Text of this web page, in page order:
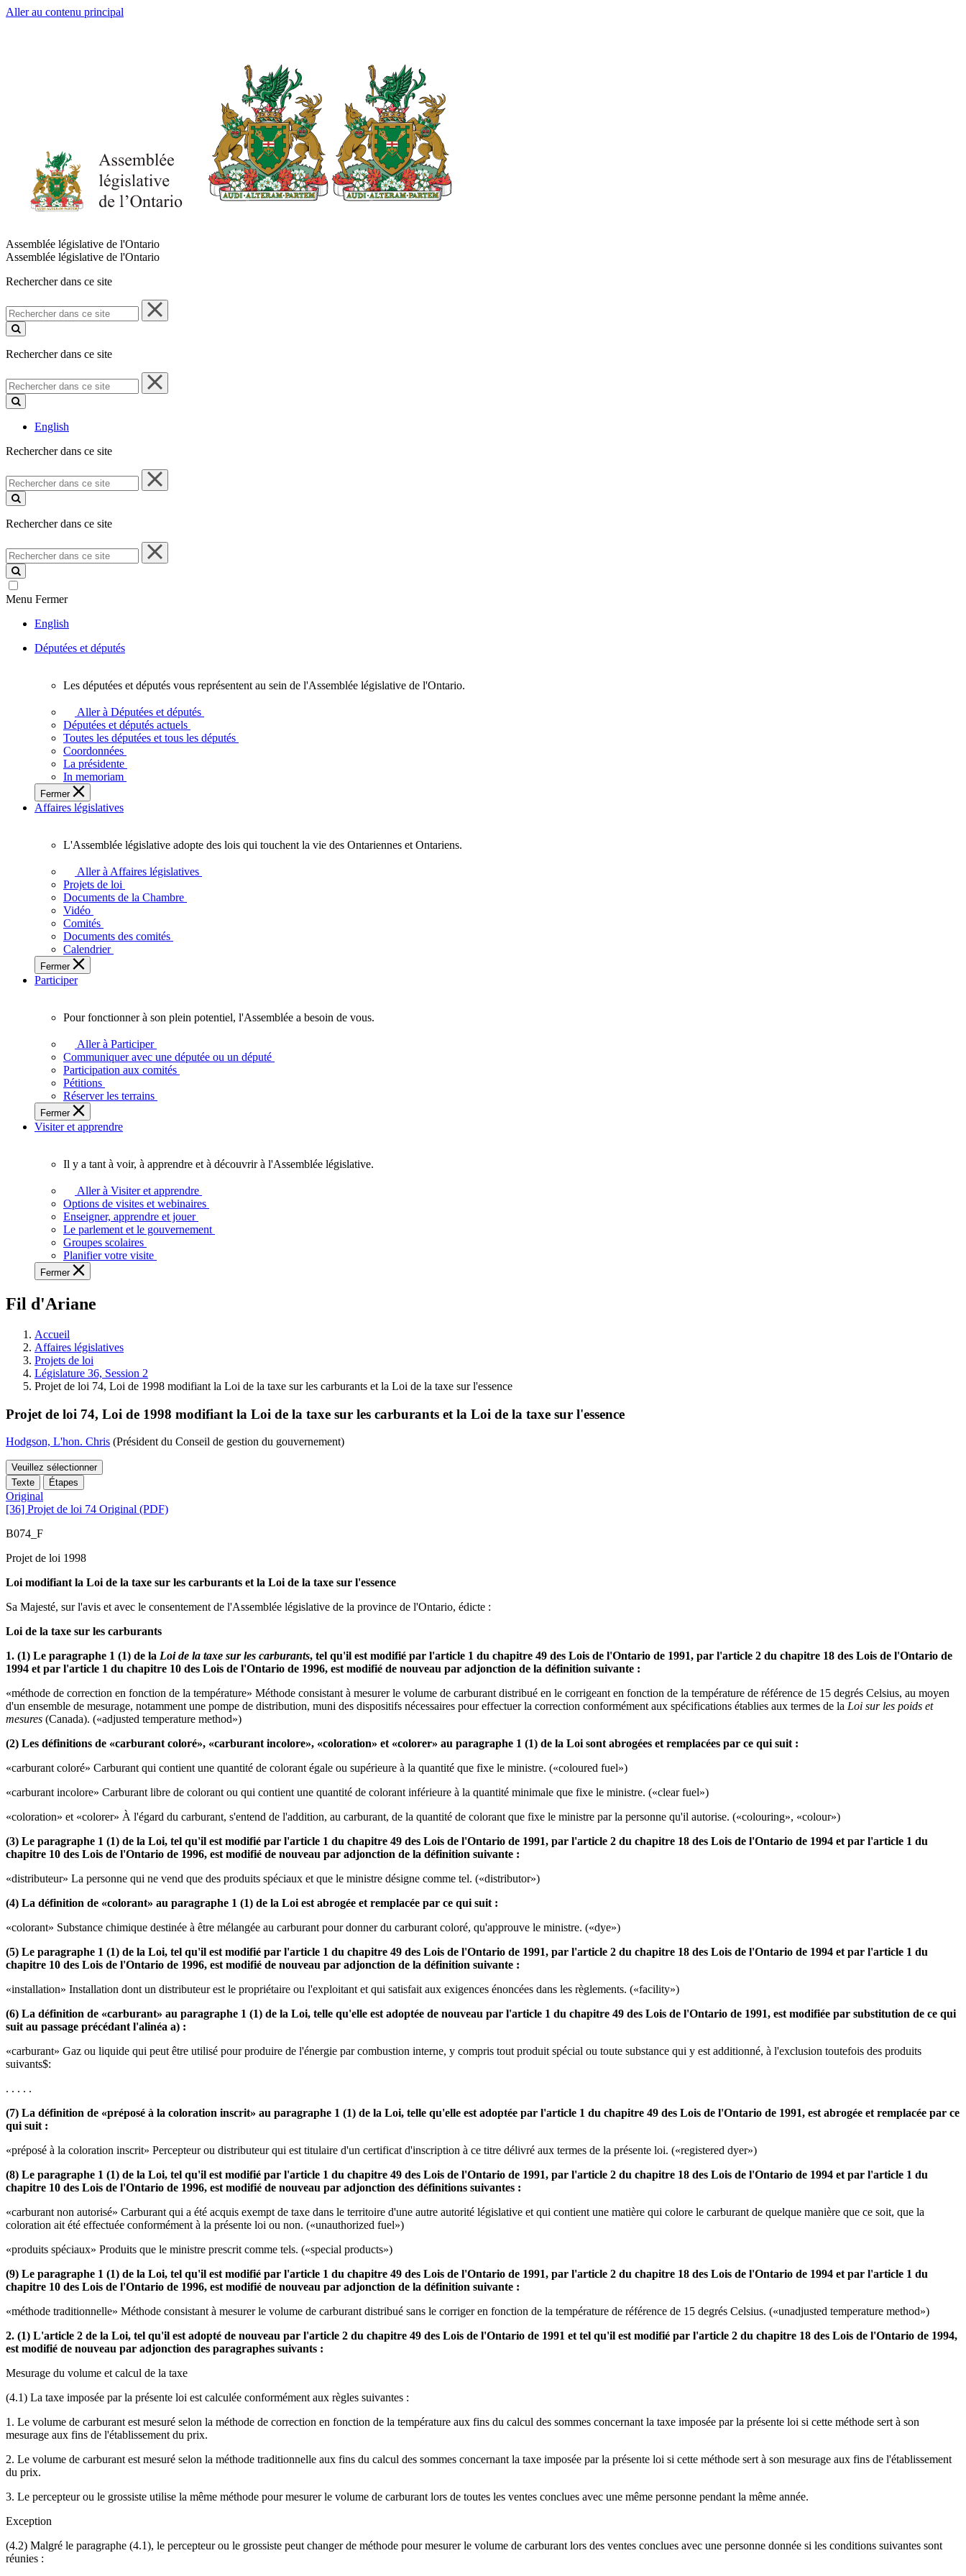
Aller au contenu principal
Assemblée législative de l'Ontario
Assemblée législative de l'Ontario
Rechercher dans ce site
Rechercher
dans
ce
Rechercher dans ce site
Rechercher
dans
ce
English
Rechercher dans ce site
Rechercher
dans
ce
Rechercher dans ce site
Rechercher
dans
ce
site
Menu Fermer
English
Députées et députés
députées
députés
vous
représentent
sein
de
l'Assemblée
l'Ontario.
Les députées et députés vous représentent au sein de l'Assemblée législative de l'Ontario.
Aller à Députées et députés
Députées et députés actuels
Toutes les députées et tous les députés
Coordonnées
La présidente
In memoriam
Fermer
Affaires législatives
législative
adopte
touchent
vie
des
Ontariennes
Ontariens.
L'Assemblée législative adopte des lois qui touchent la vie des Ontariennes et Ontariens.
Aller à Affaires législatives
Projets de loi
Documents de la Chambre
Vidéo
Comités
Documents des comités
Calendrier
Fermer
Participer
fonctionner
plein
potentiel,
l'Assemblée
a
besoin
Pour fonctionner à son plein potentiel, l'Assemblée a besoin de vous.
Aller à Participer
Communiquer avec une députée ou un député
Participation aux comités
Pétitions
Réserver les terrains
Fermer
Visiter et apprendre
voir,
apprendre
et
découvrir
l'Assemblée
législative.
Il y a tant à voir, à apprendre et à découvrir à l'Assemblée législative.
Aller à Visiter et apprendre
Options de visites et webinaires
Enseigner, apprendre et jouer
Le parlement et le gouvernement
Groupes scolaires
Planifier votre visite
Fermer
Fil d'Ariane
Accueil
Affaires législatives
Projets de loi
Législature 36, Session 2
Projet de loi 74, Loi de 1998 modifiant la Loi de la taxe sur les carburants et la Loi de la taxe sur l'essence
Projet de loi 74, Loi de 1998 modifiant la Loi de la taxe sur les carburants et la Loi de la taxe sur l'essence
Hodgson, L'hon. Chris (Président du Conseil de gestion du gouvernement)
Veuillez sélectionner
Texte
Étapes
Original
[36] Projet de loi 74 Original (PDF)
B074_F
Projet de loi 1998
Loi modifiant la Loi de la taxe sur les carburants et la Loi de la taxe sur l'essence
Sa Majesté, sur l'avis et avec le consentement de l'Assemblée législative de la province de l'Ontario, édicte :
Loi de la taxe sur les carburants
1. (1) Le paragraphe 1 (1) de la Loi de la taxe sur les carburants, tel qu'il est modifié par l'article 1 du chapitre 49 des Lois de l'Ontario de 1991, par l'article 2 du chapitre 18 des Lois de l'Ontario de
1994 et par l'article 1 du chapitre 10 des Lois de l'Ontario de 1996, est modifié de nouveau par adjonction de la définition suivante :
«méthode de correction en fonction de la température» Méthode consistant à mesurer le volume de carburant distribué en le corrigeant en fonction de la température de référence de 15 degrés Celsius, au moyen
d'un ensemble de mesurage, notamment une pompe de distribution, muni des dispositifs nécessaires pour effectuer la correction conformément aux spécifications établies aux termes de la Loi sur les poids et
mesures (Canada). («adjusted temperature method»)
(2) Les définitions de «carburant coloré», «carburant incolore», «coloration» et «colorer» au paragraphe 1 (1) de la Loi sont abrogées et remplacées par ce qui suit :
«carburant coloré» Carburant qui contient une quantité de colorant égale ou supérieure à la quantité que fixe le ministre. («coloured fuel»)
«carburant incolore» Carburant libre de colorant ou qui contient une quantité de colorant inférieure à la quantité minimale que fixe le ministre. («clear fuel»)
«coloration» et «colorer» À l'égard du carburant, s'entend de l'addition, au carburant, de la quantité de colorant que fixe le ministre par la personne qu'il autorise. («colouring», «colour»)
(3) Le paragraphe 1 (1) de la Loi, tel qu'il est modifié par l'article 1 du chapitre 49 des Lois de l'Ontario de 1991, par l'article 2 du chapitre 18 des Lois de l'Ontario de 1994 et par l'article 1 du
chapitre 10 des Lois de l'Ontario de 1996, est modifié de nouveau par adjonction de la définition suivante :
«distributeur» La personne qui ne vend que des produits spéciaux et que le ministre désigne comme tel. («distributor»)
(4) La définition de «colorant» au paragraphe 1 (1) de la Loi est abrogée et remplacée par ce qui suit :
«colorant» Substance chimique destinée à être mélangée au carburant pour donner du carburant coloré, qu'approuve le ministre. («dye»)
(5) Le paragraphe 1 (1) de la Loi, tel qu'il est modifié par l'article 1 du chapitre 49 des Lois de l'Ontario de 1991, par l'article 2 du chapitre 18 des Lois de l'Ontario de 1994 et par l'article 1 du
chapitre 10 des Lois de l'Ontario de 1996, est modifié de nouveau par adjonction de la définition suivante :
«installation» Installation dont un distributeur est le propriétaire ou l'exploitant et qui satisfait aux exigences énoncées dans les règlements. («facility»)
(6) La définition de «carburant» au paragraphe 1 (1) de la Loi, telle qu'elle est adoptée de nouveau par l'article 1 du chapitre 49 des Lois de l'Ontario de 1991, est modifiée par substitution de ce qui
suit au passage précédant l'alinéa a) :
«carburant» Gaz ou liquide qui peut être utilisé pour produire de l'énergie par combustion interne, y compris tout produit spécial ou toute substance qui y est additionné, à l'exclusion toutefois des produits
suivants$:
. . . . .
(7) La définition de «préposé à la coloration inscrit» au paragraphe 1 (1) de la Loi, telle qu'elle est adoptée par l'article 1 du chapitre 49 des Lois de l'Ontario de 1991, est abrogée et remplacée par ce
qui suit :
«préposé à la coloration inscrit» Percepteur ou distributeur qui est titulaire d'un certificat d'inscription à ce titre délivré aux termes de la présente loi. («registered dyer»)
(8) Le paragraphe 1 (1) de la Loi, tel qu'il est modifié par l'article 1 du chapitre 49 des Lois de l'Ontario de 1991, par l'article 2 du chapitre 18 des Lois de l'Ontario de 1994 et par l'article 1 du
chapitre 10 des Lois de l'Ontario de 1996, est modifié de nouveau par adjonction des définitions suivantes :
«carburant non autorisé» Carburant qui a été acquis exempt de taxe dans le territoire d'une autre autorité législative et qui contient une matière qui colore le carburant de quelque manière que ce soit, que la
coloration ait été effectuée conformément à la présente loi ou non. («unauthorized fuel»)
«produits spéciaux» Produits que le ministre prescrit comme tels. («special products»)
(9) Le paragraphe 1 (1) de la Loi, tel qu'il est modifié par l'article 1 du chapitre 49 des Lois de l'Ontario de 1991, par l'article 2 du chapitre 18 des Lois de l'Ontario de 1994 et par l'article 1 du
chapitre 10 des Lois de l'Ontario de 1996, est modifié de nouveau par adjonction de la définition suivante :
«méthode traditionnelle» Méthode consistant à mesurer le volume de carburant distribué sans le corriger en fonction de la température de référence de 15 degrés Celsius. («unadjusted temperature method»)
2. (1) L'article 2 de la Loi, tel qu'il est adopté de nouveau par l'article 2 du chapitre 49 des Lois de l'Ontario de 1991 et tel qu'il est modifié par l'article 2 du chapitre 18 des Lois de l'Ontario de 1994,
est modifié de nouveau par adjonction des paragraphes suivants :
Mesurage du volume et calcul de la taxe
(4.1) La taxe imposée par la présente loi est calculée conformément aux règles suivantes :
1. Le volume de carburant est mesuré selon la méthode de correction en fonction de la température aux fins du calcul des sommes concernant la taxe imposée par la présente loi si cette méthode sert à son
mesurage aux fins de l'établissement du prix.
2. Le volume de carburant est mesuré selon la méthode traditionnelle aux fins du calcul des sommes concernant la taxe imposée par la présente loi si cette méthode sert à son mesurage aux fins de l'établissement
du prix.
3. Le percepteur ou le grossiste utilise la même méthode pour mesurer le volume de carburant lors de toutes les ventes conclues avec une même personne pendant la même année.
Exception
(4.2) Malgré le paragraphe (4.1), le percepteur ou le grossiste peut changer de méthode pour mesurer le volume de carburant lors des ventes conclues avec une personne donnée si les conditions suivantes sont
réunies :